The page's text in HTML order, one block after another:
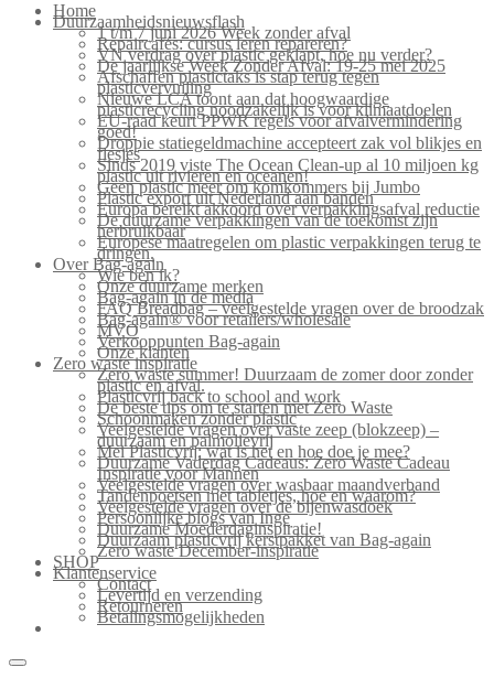
Home
Duurzaamheidsnieuwsflash
1 t/m 7 juni 2026 Week zonder afval
Repaircafés: cursus leren repareren?
VN verdrag over plastic geklapt, hoe nu verder?
De jaarlijkse Week Zonder Afval: 19-25 mei 2025
Afschaffen plastictaks is stap terug tegen
plasticvervuiling
Nieuwe LCA toont aan dat hoogwaardige
plasticrecycling noodzakelijk is voor klimaatdoelen
EU-raad keurt PPWR regels voor afvalvermindering
goed!
Droppie statiegeldmachine accepteert zak vol blikjes en
flesjes
Sinds 2019 viste The Ocean Clean-up al 10 miljoen kg
plastic uit rivieren en oceanen!
Geen plastic meer om komkommers bij Jumbo
Plastic export uit Nederland aan banden
Europa bereikt akkoord over verpakkingsafval reductie
De duurzame verpakkingen van de toekomst zijn
herbruikbaar
Europese maatregelen om plastic verpakkingen terug te
dringen.
Over Bag-again
Wie ben ik?
Onze duurzame merken
Bag-again in de media
FAQ Breadbag – veelgestelde vragen over de broodzak
Bag-again® voor retailers/wholesale
MVO
Verkooppunten Bag-again
Onze klanten
Zero waste inspiratie
Zero waste summer! Duurzaam de zomer door zonder
plastic en afval.
Plasticvrij back to school and work
De beste tips om te starten met Zero Waste
Schoonmaken zonder plastic
Veelgestelde vragen over vaste zeep (blokzeep) –
duurzaam en palmolievrij
Mei Plasticvrij: wat is het en hoe doe je mee?
Duurzame Vaderdag Cadeaus: Zero Waste Cadeau
Inspiratie voor Mannen
Veelgestelde vragen over wasbaar maandverband
Tandenpoetsen met tabletjes, hoe en waarom?
Veelgestelde vragen over de bijenwasdoek
Persoonlijke blogs van Inge
Duurzame Moederdaginspiratie!
Duurzaam plasticvrij kerstpakket van Bag-again
Zero waste December-inspiratie
SHOP
Klantenservice
Contact
Levertijd en verzending
Retourneren
Betalingsmogelijkheden